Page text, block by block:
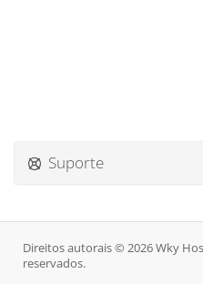
Suporte
Direitos autorais © 2026 Wky
reservados.